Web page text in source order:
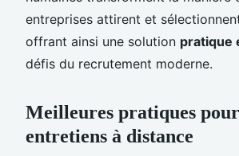
entreprises attirent et
offrant ainsi une solution pratique
défis du recrutement moderne.
Meilleures pratiques
entretiens à distance